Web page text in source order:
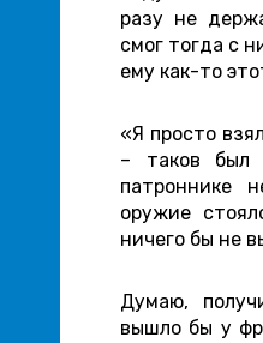
разу не
смог тогда с
ему как-то
«Я просто
– таков
патроннике
оружие
ничего бы не
Думаю,
вышло бы у